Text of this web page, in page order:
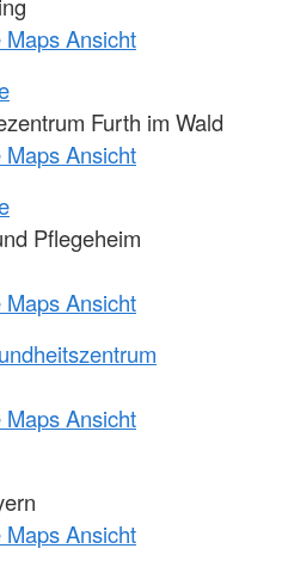
Ansicht
Furth im Wald
Ansicht
Pflegeheim
Ansicht
Ansicht
Ansicht